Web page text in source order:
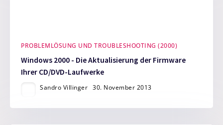
PROBLEMLÖSUNG UND TROUBLESHOOTING (2000)
Windows 2000 - Die Aktualisierung der Firmware
Ihrer CD/DVD-Laufwerke
Sandro Villinger 30. November 2013